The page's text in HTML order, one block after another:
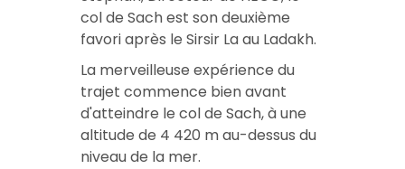
col de Sach est son deuxième
favori après le Sirsir La au Ladakh.
La merveilleuse expérience du
trajet commence bien avant
d'atteindre le col de Sach, à une
altitude de 4 420 m au-dessus du
niveau de la mer.